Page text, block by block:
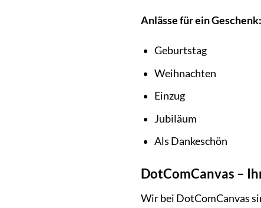
Anlässe für ein Geschenk:
Geburtstag
Weihnachten
Einzug
Jubiläum
Als Dankeschön
DotComCanvas –
Wir bei DotComCanvas